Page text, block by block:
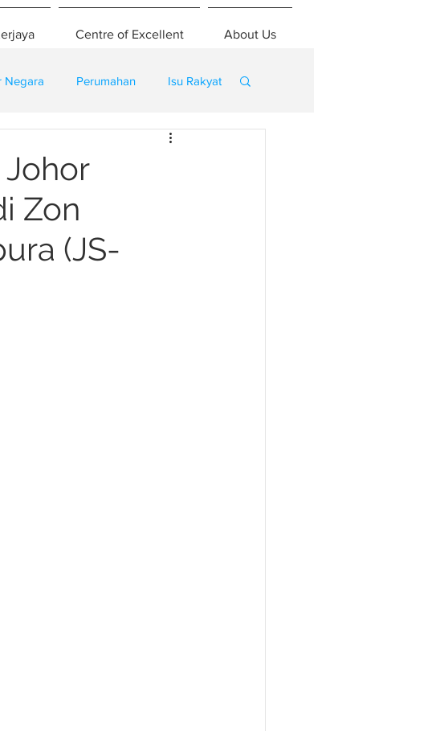
Centre of Excellent About Us
Negara Perumahan Isu Rakyat
Zon
(JS-